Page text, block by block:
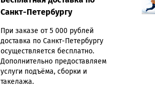
Санкт-Петербургу
При заказе от 5 000 рублей
доставка по Санкт-Петербургу
осуществляется бесплатно.
Дополнительно предоставляем
услуги подъёма, сборки и
такелажа.